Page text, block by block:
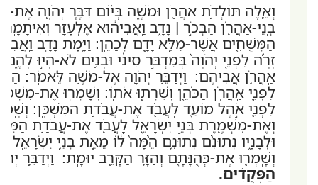
וְאֵ֛לֶּה תּֽוֹלְדֹ֥ת אַֽהֲרֹ֖ן וּמֹשֶׁ֑ה בְּי֗וֹם דִּבֶּ֧ר יְהֹוָ֛ה
בְּֽנֵי-אַהֲרֹ֖ן הַבְּכֹ֣ר | נָדָ֑ב וַֽאֲבִיה֕וּא אֶלְעָזָ֖ר
הַמְּשֻׁחִ֑ים אֲשֶׁר-מִלֵּ֥א יָדָ֖ם לְכַהֵֽן: וַיָּ֣מָת נָדָ֣ב
זָרָ֜ה לִפְנֵ֤י יְהֹוָה֙ בְּמִדְבַּ֣ר סִינַ֔י וּבָנִ֖ים לֹֽא-הָי֣וּ
אַֽהֲרֹ֥ן אֲבִיהֶֽם: וַיְדַבֵּ֥ר יְהֹוָ֖ה אֶל-מֹשֶׁ֥ה לֵּאמֹֽר:
לִפְנֵ֖י אַֽהֲרֹ֣ן הַכֹּהֵ֑ן וְשֵֽׁרְת֖וּ אֹתֽוֹ: וְשָֽׁמְר֣וּ אֶת-
לִפְנֵ֖י אֹ֣הֶל מוֹעֵ֑ד לַֽעֲבֹ֖ד אֶת-עֲבֹדַ֥ת הַמִּשְׁכָּֽן:
וְאֶת-מִשְׁמֶ֖רֶת בְּנֵ֣י יִשְׂרָאֵ֑ל לַֽעֲבֹ֖ד אֶת-עֲבֹדַ֥ת
וּלְבָנָ֑יו נְתוּנִ֨ם נְתוּנִ֥ם הֵ֨מָּה֙ ל֔וֹ מֵאֵ֖ת בְּנֵ֥י
וְשָֽׁמְר֖וּ אֶת-כְּהֻנָּתָ֑ם וְהַזָּ֥ר הַקָּרֵ֖ב יוּמָֽת: וַיְדַבֵּ֥ר
הַפְּקֻדִ֡ים.